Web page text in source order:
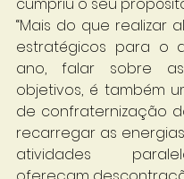
“Mais do que realizar
estratégicos para o
ano, falar sobre
objetivos, é também
de confraternização
recarregar as
atividades